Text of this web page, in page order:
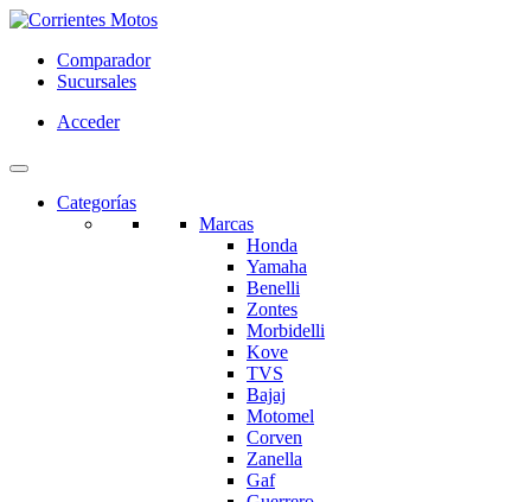
Comparador
Sucursales
Acceder
Categorías
Marcas
Honda
Yamaha
Benelli
Zontes
Morbidelli
Kove
TVS
Bajaj
Motomel
Corven
Zanella
Gaf